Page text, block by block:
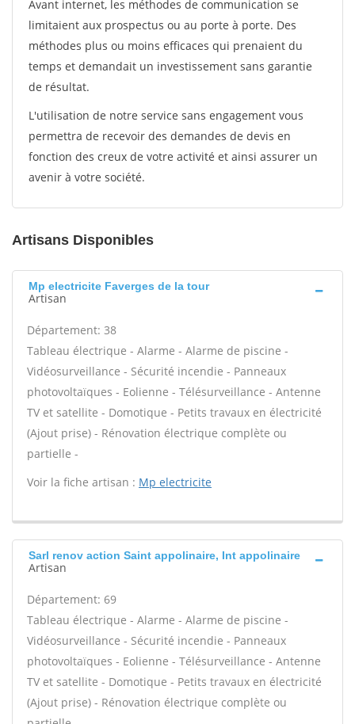
Avant internet, les méthodes de communication se
limitaient aux prospectus ou au porte à porte. Des
méthodes plus ou moins efficaces qui prenaient du
temps et demandait un investissement sans garantie
de résultat.
L'utilisation de notre service sans engagement vous
permettra de recevoir des demandes de devis en
fonction des creux de votre activité et ainsi assurer un
avenir à votre société.
Artisans Disponibles
Mp electricite Faverges de la tour
Artisan
Département: 38
Tableau électrique - Alarme - Alarme de piscine -
Vidéosurveillance - Sécurité incendie - Panneaux
photovoltaïques - Eolienne - Télésurveillance - Antenne
TV et satellite - Domotique - Petits travaux en électricité
(Ajout prise) - Rénovation électrique complète ou
partielle -
Voir la fiche artisan : Mp electricite
Sarl renov action Saint appolinaire, Int appolinaire
Artisan
Département: 69
Tableau électrique - Alarme - Alarme de piscine -
Vidéosurveillance - Sécurité incendie - Panneaux
photovoltaïques - Eolienne - Télésurveillance - Antenne
TV et satellite - Domotique - Petits travaux en électricité
(Ajout prise) - Rénovation électrique complète ou